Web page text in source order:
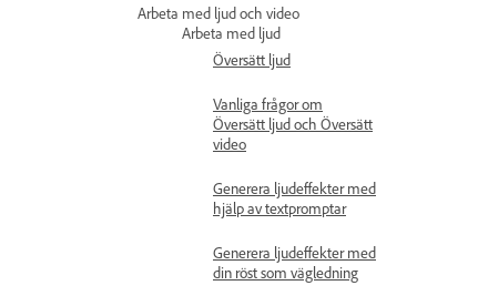
Arbeta med ljud och video
Arbeta med ljud
Översätt ljud
Vanliga frågor om
Översätt ljud och Översätt
video
Generera ljudeffekter med
hjälp av textpromptar
Generera ljudeffekter med
din röst som vägledning